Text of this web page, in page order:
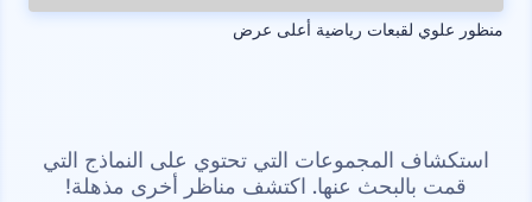
منظور علوي لقبعات رياضية أعلى عرض
استكشاف المجموعات التي تحتوي على النماذج التي
قمت بالبحث عنها. اكتشف مناظر أخرى مذهلة!